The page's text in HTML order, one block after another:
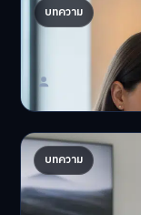
บทความ
ปรับพอร์ตรับ ‘
ให้พัง
'เงินดิจิทัล 2.0' มา
Master
บทความ
AI จัดพอร์ตให้
จอ
AI จัดพอร์ตให้ปัง! ห